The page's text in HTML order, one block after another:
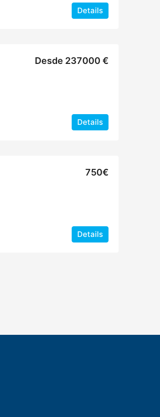
Details
Desde 237000 €
Details
750€
Details